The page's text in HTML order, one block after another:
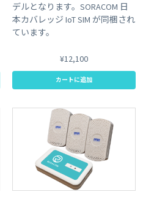
デルとなります。SORACOM 日
本カバレッジ IoT SIM が同梱され
ています。
¥12,100
カートに追加